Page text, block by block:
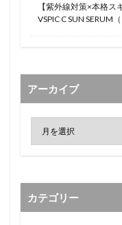
【紫外線対策×本格ス
VSPIC C SUN SERUM
アーカイブ
カテゴリー